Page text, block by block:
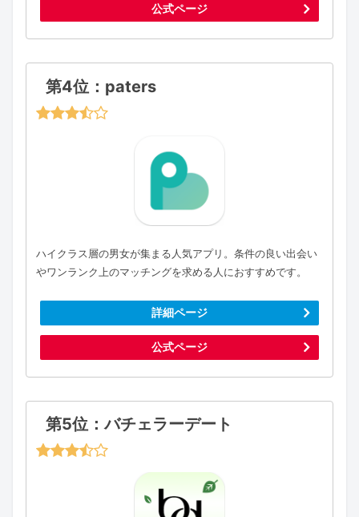
公式ページ
第4位：paters
ハイクラス層の男女が集まる人気アプリ。条件の良い出会い
やワンランク上のマッチングを求める人におすすめです。
詳細ページ
公式ページ
第5位：バチェラーデート